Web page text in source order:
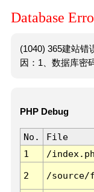
Database
(1040) 365建站错
因：1、数据库密
PHP Debug
No. File
1
/
2 /source/